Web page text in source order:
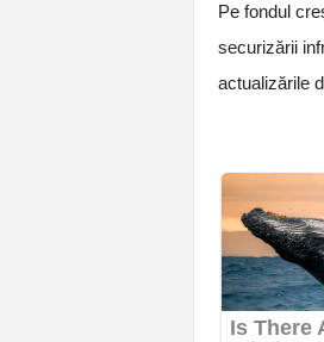
Pe fondul
securizării
actualizările